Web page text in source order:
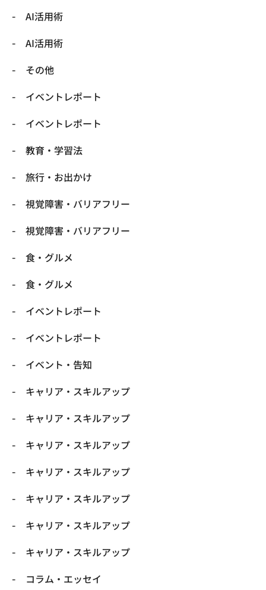
​AI活用術
​AI活用術
​その他
​イベントレポート
​イベントレポート
​教育・学習法
​旅行・お出かけ
​視覚障害・バリアフリー
​視覚障害・バリアフリー
​食・グルメ
​食・グルメ
イベントレポート
イベントレポート
イベント・告知
キャリア・スキルアップ
キャリア・スキルアップ
キャリア・スキルアップ
キャリア・スキルアップ
キャリア・スキルアップ
キャリア・スキルアップ
キャリア・スキルアップ
コラム・エッセイ